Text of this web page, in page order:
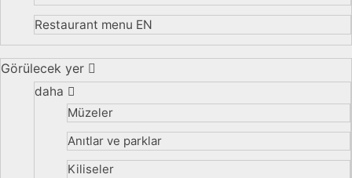
Restaurant menu EN
Görülecek yer
daha
Müzeler
Anıtlar ve parklar
Kiliseler